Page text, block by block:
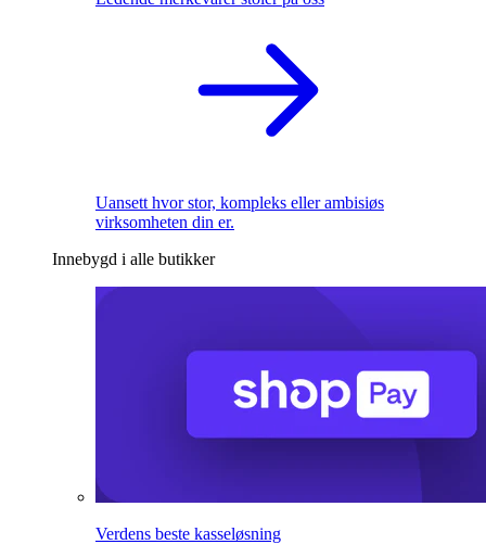
Uansett hvor stor, kompleks eller ambisiøs
virksomheten din er.
Innebygd i alle butikker
Verdens beste kasseløsning